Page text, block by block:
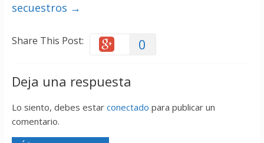
secuestros →
Share This Post: 0
Deja una respuesta
Lo siento, debes estar conectado para publicar un
comentario.